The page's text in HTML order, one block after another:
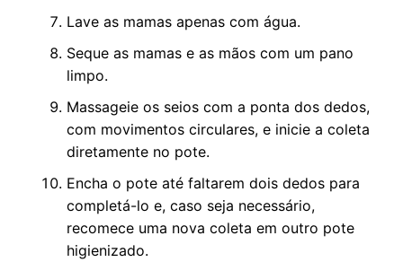
Lave as mamas apenas com água.
Seque as mamas e as mãos com um pano
limpo.
Massageie os seios com a ponta dos dedos,
com movimentos circulares, e inicie a coleta
diretamente no pote.
Encha o pote até faltarem dois dedos para
completá-lo e, caso seja necessário,
recomece uma nova coleta em outro pote
higienizado.